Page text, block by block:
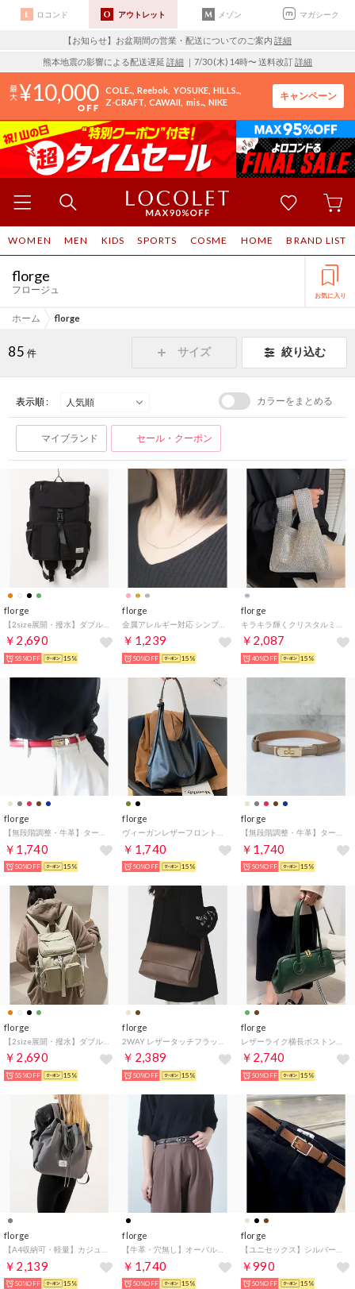
ロコンド アウトレット メゾン マガシーク
【お知らせ】お盆期間の営業・配送についてのご案内 詳細
熊本地震の影響による配送遅延 詳細 ｜7/30 (木) 14時〜 送料改訂詳細
10,000 COLE.. Reebok YOSUKE HILLS..
Z-CRAFT CAWAII mis.. NIKE
キャンペーン
WOMEN MEN KIDS SPORTS COSME HOME BRAND LIST
florge
フロージュ お気に入り
ホーム florge
85 件 サイズ 絞り込む
表示順 : カラーをまとめる
マイブランド セール・クーポン
florge
￥2,690
55%OFF 15%
florge
￥1,239
50%OFF 15%
florge
￥2,087
40%OFF 15%
florge
￥1,740
50%OFF 15%
florge
￥1,740
50%OFF 15%
florge
￥1,740
50%OFF 15%
florge
￥2,690
55%OFF 15%
florge
￥2,389
50%OFF 15%
florge
￥2,740
50%OFF 15%
florge
￥2,139
50%OFF 15%
florge
￥1,740
50%OFF 15%
florge
￥990
50%OFF 15%